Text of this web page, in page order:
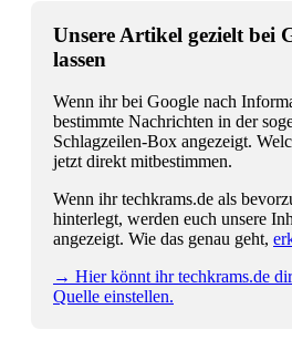
Unsere Artikel gezielt bei
lassen
Wenn ihr bei Google nach
bestimmte Nachrichten in der
Schlagzeilen-Box angezeigt.
jetzt direkt mitbestimmen.
Wenn ihr techkrams.de als
hinterlegt, werden euch unsere
angezeigt. Wie das genau geht,
→ Hier könnt ihr techkrams.de
Quelle einstellen.